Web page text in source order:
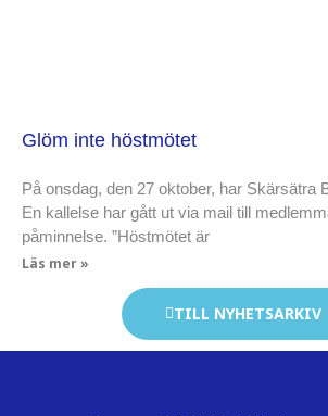
Glöm inte höstmötet
På onsdag, den 27 oktober, har Skärsätra
En kallelse har gått ut via mail till
påminnelse. ”Höstmötet är
Läs mer »
TILL NYHETSARKIV